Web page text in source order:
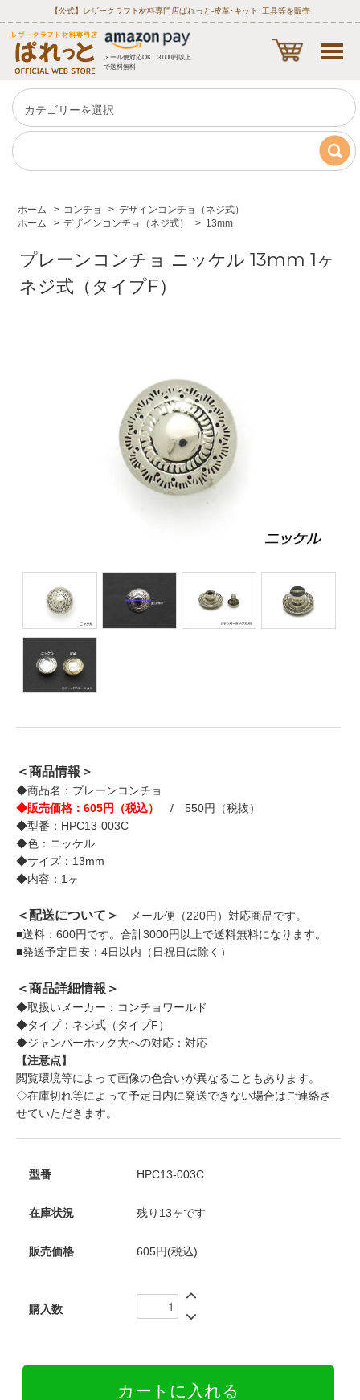
【公式】レザークラフト材料専門店ぱれっと‐皮革･キット･工具等を販売
メール便対応OK 3,000円以上
で送料無料
ホーム > コンチョ > デザインコンチョ（ネジ式）
ホーム
> デザインコンチョ（ネジ式） > 13mm
プレーンコンチョ ニッケル 13mm 1ヶ
ネジ式（タイプF）
＜商品情報＞
◆商品名：プレーンコンチョ
◆販売価格：605円（税込）
/ 550円（税抜）
◆型番：HPC13-003C
◆色：ニッケル
◆サイズ：13mm
◆内容：1ヶ
＜配送について＞
メール便（220円）対応商品です。
■送料：600円です。合計3000円以上で送料無料になります。
■発送予定目安：4日以内（日祝日は除く）
＜商品詳細情報＞
◆取扱いメーカー：コンチョワールド
◆タイプ：ネジ式（タイプF）
◆ジャンパーホック大への対応：対応
【注意点】
閲覧環境等によって画像の色合いが異なることもあります。
◇在庫切れ等によって予定日内に発送できない場合はご連絡さ
せていただきます。
型番 HPC13-003C
在庫状況 残り13ヶです
販売価格 605円(税込)
購入数